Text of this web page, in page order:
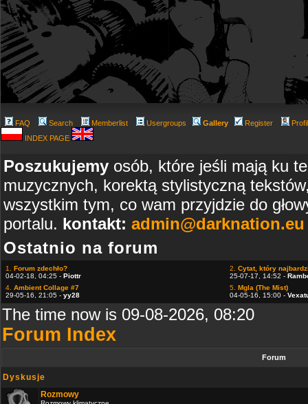
FAQ Search Memberlist Usergroups Gallery Register
INDEX PAGE
Poszukujemy osób, które jeśli mają ku
muzycznych, korektą stylistyczną
wszystkim tym, co wam przyjdzie do
portalu. kontakt: admin@darknation.eu
Ostatnio na forum
1. Forum zdechło?
04-02-18, 04:25 - Piottr
2. Cytat, który
25-07-17, 14:52 -
4. Ambient Collage #7
29-05-16, 21:05 - yy28
5. Mgla (The Mist)
04-05-16, 15:00 -
The time now is 09-08-2026, 08:20
Forum Index
Forum
Dyskusje
Rozmowy